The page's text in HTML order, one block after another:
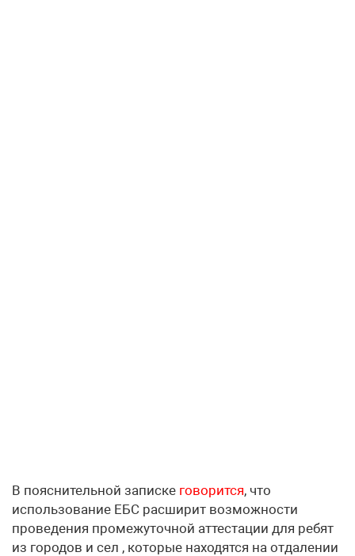
В пояснительной записке говорится, что
использование ЕБС расширит возможности
проведения промежуточной аттестации для ребят
из городов и сел , которые находятся на отдалении